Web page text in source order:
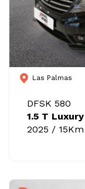
Las Palmas
DFSK 580
1.5 T Luxury
2025 /